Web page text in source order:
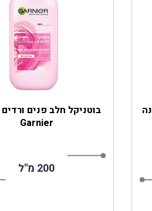
בוטניקל חלב פנים ורדים
Garnier
200 מ"ל